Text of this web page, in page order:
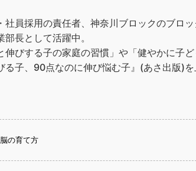
社員採用の責任者、神奈川ブロックのブロ
部長として活躍中。
伸びする子の家庭の習慣」や「健やかに子
る子、90点なのに伸び悩む子』(あさ出版)を
の育て方